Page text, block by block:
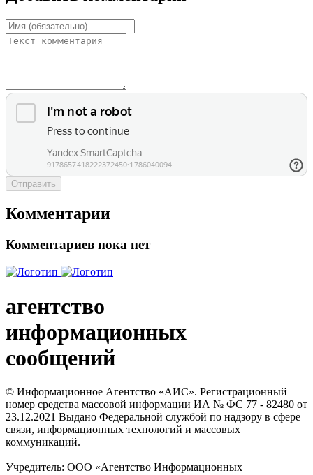
Отправить
Комментарии
Комментариев пока нет
агентство
информационных
сообщений
© Информационное Агентство «АИС». Регистрационный
номер средства массовой информации ИА № ФС 77 - 82480 от
23.12.2021 Выдано Федеральной службой по надзору в сфере
связи, информационных технологий и массовых
коммуникаций.
Учредитель: ООО «Агентство Информационных